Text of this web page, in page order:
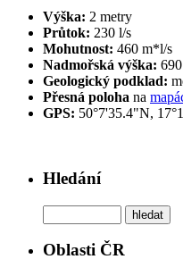
Výška: 2 metry
Průtok: 230 l/s
Mohutnost: 460 m*l/s
Nadmořská výška:
Geologický podklad:
Přesná poloha na
GPS: 50°7'35.4"N,
Hledání
Oblasti ČR